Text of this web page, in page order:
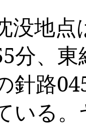
没地点
分、東
針路
いる